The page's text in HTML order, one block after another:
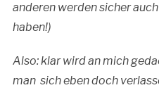
anderen werden sicher
haben!)
Also: klar wird an mich
man sich eben doch